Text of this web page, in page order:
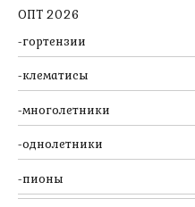
ОПТ 2026
гортензии
клематисы
многолетники
однолетники
пионы